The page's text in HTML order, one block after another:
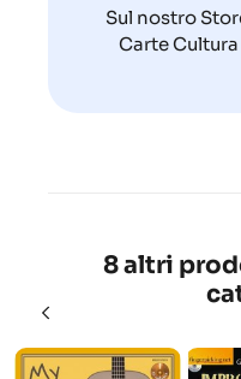
Sul nostro
Carte
8 altri